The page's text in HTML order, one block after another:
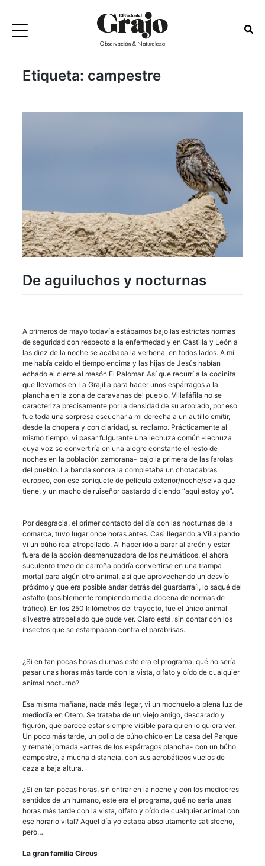
Etiqueta: campestre
De aguiluchos y nocturnas
A primeros de mayo todavía estábamos bajo las estrictas normas
de seguridad con respecto a la enfermedad y en Castilla y León a
las diez de la noche se acababa la verbena, en todos lados. A mí
me había caído el tiempo encima y las hijas de Jesús habían
echado el cierre al mesón El Palomar. Así que recurrí a la cocinita
que llevamos en La Grajilla para hacer unos espárragos a la
plancha en la zona de caravanas del pueblo. Villafáfila no se
caracteriza precisamente por la densidad de su arbolado, por eso
fue toda una sorpresa escuchar a mi derecha a un autillo emitir,
desde la chopera y con claridad, su reclamo. Prácticamente al
mismo tiempo, vi pasar fulgurante una lechuza común -lechuza
cuya voz se convertiría en una alegre constante el resto de
noches en la población zamorana- bajo la primera de las farolas
del pueblo. La banda sonora la completaba un chotacabras
europeo, con ese soniquete de película exterior/noche/selva que
tiene, y un macho de ruiseñor bastardo diciendo “aquí estoy yo”.
Por desgracia, el primer contacto del día con las nocturnas de la
comarca, tuvo lugar once horas antes. Casi llegando a Villalpando
vi un búho real atropellado. Al haber ido a parar al arcén y estar
fuera de la acción desmenuzadora de los neumáticos, el ahora
suculento trozo de carroña podría convertirse en una trampa
mortal para algún otro animal, así que aprovechando un desvío
próximo y que era posible andar detrás del guardarraíl, lo saqué del
asfalto (posiblemente rompiendo media docena de normas de
tráfico). En los 250 kilómetros del trayecto, fue el único animal
silvestre atropellado que pude ver. Claro está, sin contar con los
insectos que se estampaban contra el parabrisas.
¿Si en tan pocas horas diurnas este era el programa, qué no sería
pasar unas horas más tarde con la vista, olfato y oído de cualquier
animal nocturno?
Esa misma mañana, nada más llegar, vi un mochuelo a plena luz de
mediodía en Otero. Se trataba de un viejo amigo, descarado y
figurón, que parece estar siempre visible para quien lo quiera ver.
Un poco más tarde, un pollo de búho chico en La casa del Parque
y rematé jornada -antes de los espárragos plancha- con un búho
campestre, a mucha distancia, con sus acrobáticos vuelos de
caza a baja altura.
¿Si en tan pocas horas, sin entrar en la noche y con los mediocres
sentidos de un humano, este era el programa, qué no sería unas
horas más tarde con la vista, olfato y oído de cualquier animal con
ese horario vital? Aquel día yo estaba absolutamente satisfecho,
pero…
La gran familia Circus